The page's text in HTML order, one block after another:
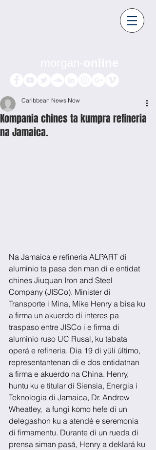
Kompania chines ta kumpra refineria
na Jamaica.
Caribbean News Now
Na Jamaica e refineria ALPART di
aluminio ta pasa den man di e entidat
chines Jiuquan Iron and Steel
Company (JISCo). Minister di
Transporte i Mina, Mike Henry a bisa ku
a firma un akuerdo di interes pa
traspaso entre JISCo i e firma di
aluminio ruso UC Rusal, ku tabata
operá e refineria. Dia 19 di yüli último,
representantenan di e dos entidatnan
a firma e akuerdo na China. Henry,
huntu ku e titular di Siensia, Energia i
Teknologia di Jamaica, Dr. Andrew
Wheatley,  a fungi komo hefe di un
delegashon ku a atendé e seremonia
di firmamentu. Durante di un rueda di
prensa siman pasá, Henry a deklará ku